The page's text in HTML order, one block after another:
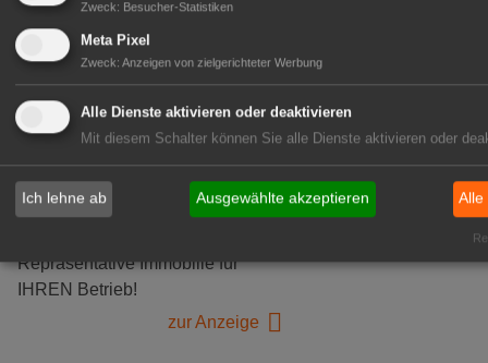
Logistikhalle
Herongen
zur Stellenanzeige
GABOT Immobilienangebote
1A-Lage, ihre Chance in der
Repräsentative Immobilie für
IHREN Betrieb!
zur Anzeige
Zweck: Besucher-Statistiken
Meta Pixel
Zweck: Anzeigen von zielgerichteter Werbung
Alle Dienste aktivieren oder deaktivieren
Mit diesem Schalter können Sie alle Dienste aktivieren oder
Ich lehne ab Ausgewählte akzeptieren Alle